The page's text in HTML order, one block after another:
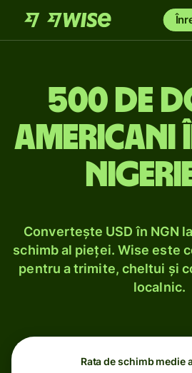
500 de
americani
Convertește USD în NGN
schimb al pieței. Wise este
pentru a trimite, cheltui și
localnic.
Rata de schimb medie